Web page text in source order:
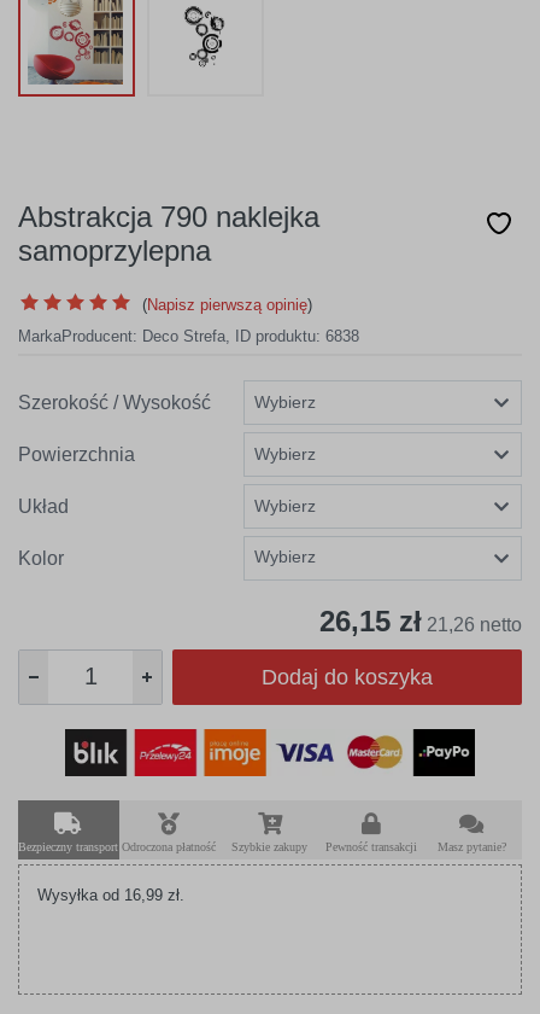
Abstrakcja 790 naklejka
samoprzylepna
(Napisz pierwszą opinię)
MarkaProducent: Deco Strefa, ID produktu: 6838
Szerokość / Wysokość
Powierzchnia
Układ
Kolor Wybierz
26,15 zł 21,26 netto
Dodaj do koszyka
Bezpieczny transport Odroczona płatność Szybkie zakupy Pewność transakcji Masz pytanie?
Wysyłka od 16,99 zł.